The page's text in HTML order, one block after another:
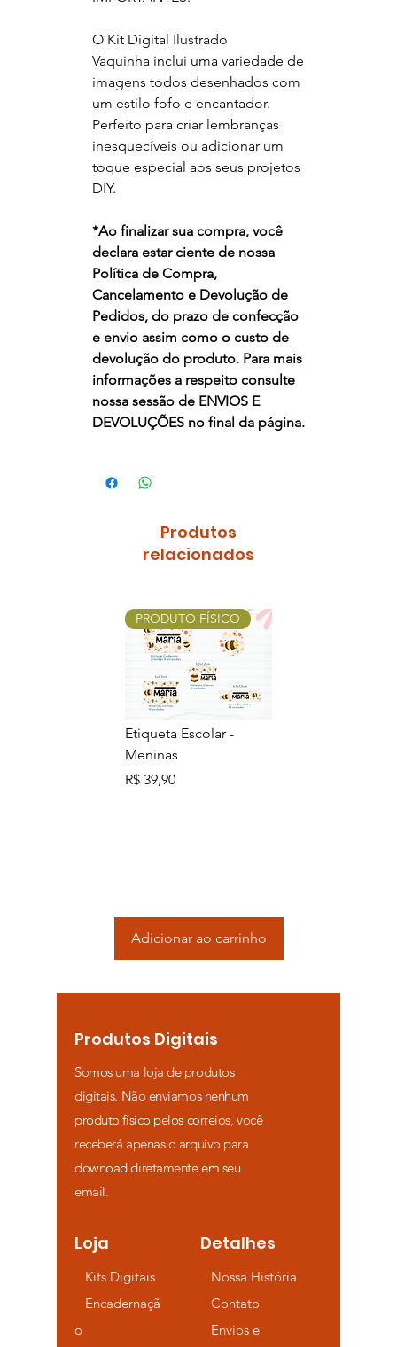
O Kit Digital Ilustrado
Vaquinha inclui uma variedade de
imagens todos desenhados com
um estilo fofo e encantador.
Perfeito para criar lembranças
inesquecíveis ou adicionar um
toque especial aos seus projetos
DIY.
*Ao finalizar sua compra, você
declara estar ciente de nossa
Política de Compra,
Cancelamento e Devolução de
Pedidos, do prazo de confecção
e envio assim como o custo de
devolução do produto. Para mais
informações a respeito consulte
nossa sessão de ENVIOS E
DEVOLUÇÕES no final da página.
Produtos
relacionados
PRODUTO FÍSICO
Etiqueta Escolar -
Meninas
Preço
R$ 39,90
Adicionar ao carrinho
Produtos Digitais
Somos uma loja de produtos
digitais. Não enviamos nenhum
produto físico pelos correios, você
receberá apenas o arquivo para
downoad diretamente em seu
email.
Loja
Kits Digitais
Encadernaçã
o
Detalhes
Nossa História
Contato
Envios e